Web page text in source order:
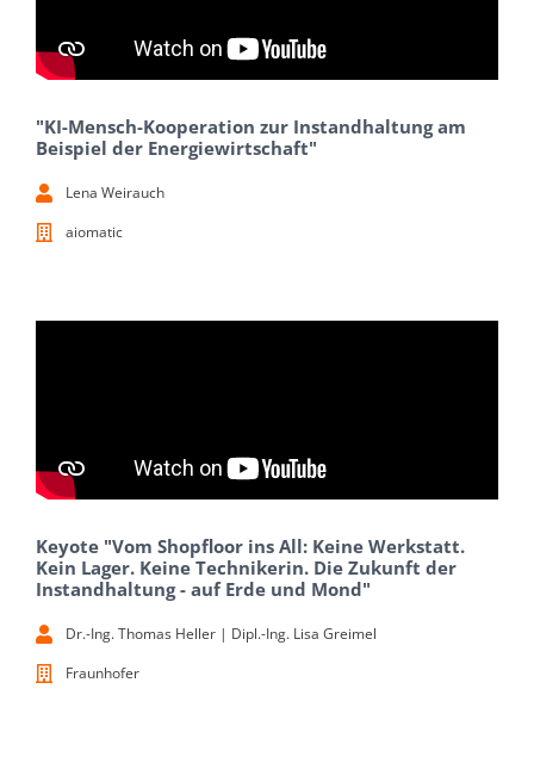
"KI-Mensch-Kooperation zur Instandhaltung am
Beispiel der Energiewirtschaft"
Lena Weirauch
aiomatic
Keyote "Vom Shopfloor ins All: Keine Werkstatt.
Kein Lager. Keine Technikerin. Die Zukunft der
Instandhaltung - auf Erde und Mond"
Dr.-Ing. Thomas Heller | Dipl.-Ing. Lisa Greimel
Fraunhofer